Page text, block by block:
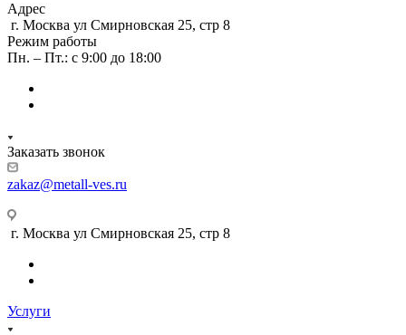
Адрес
г. Москва ул Смирновская 25, стр 8
Режим работы
Пн. – Пт.: с 9:00 до 18:00
Заказать звонок
zakaz@metall-ves.ru
г. Москва ул Смирновская 25, стр 8
Услуги